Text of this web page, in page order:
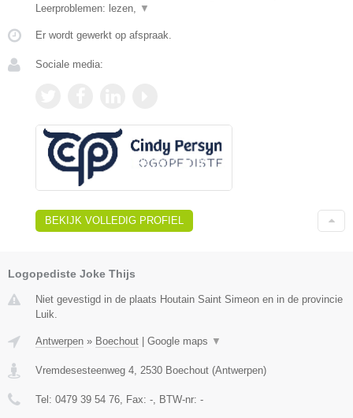
Leerproblemen: lezen,
▼
Er wordt gewerkt op afspraak.
Sociale media:
BEKIJK VOLLEDIG PROFIEL
Logopediste Joke Thijs
Niet gevestigd in de plaats Houtain Saint Simeon en in de provincie
Luik.
Antwerpen » Boechout Google maps ▼
Vremdesesteenweg 4, 2530 Boechout (Antwerpen)
Tel: 0479 39 54 76, Fax: -, BTW-nr: -